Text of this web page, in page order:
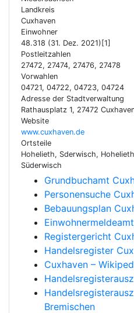
Landkreis
Cuxhaven
Einwohner
48.318 (31. Dez. 2021)[1]
Postleitzahlen
27472, 27474, 27476, 27478
Vorwahlen
04721, 04722, 04723, 04724
Adresse der Stadtverwaltung
Rathausplatz 1, 27472
Website
www.cuxhaven.de
Ortsteile
Hohelieth, Sderwisch,
Süderwisch
Grundbuchamt
Personensuche
Bebauungsplan
Registergericht
Handelsregister
Cuxhaven –
Bremischen